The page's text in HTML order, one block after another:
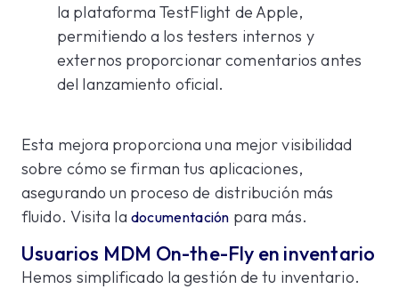
la plataforma TestFlight de Apple,
permitiendo a los testers internos y
externos proporcionar comentarios antes
del lanzamiento oficial.
Esta mejora proporciona una mejor visibilidad
sobre cómo se firman tus aplicaciones,
asegurando un proceso de distribución más
fluido. Visita la documentación para más.
Usuarios MDM On-the-Fly en inventario
Hemos simplificado la gestión de tu inventario.